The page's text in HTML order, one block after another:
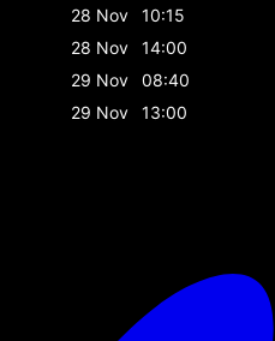
28 Nov
10:15
28 Nov
14:00
29 Nov
08:40
29 Nov
13:00